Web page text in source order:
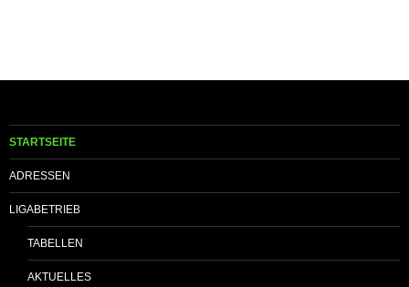
STARTSEITE
ADRESSEN
LIGABETRIEB
TABELLEN
AKTUELLES